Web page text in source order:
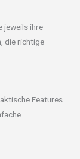
jeweils ihre
die richtige
Features